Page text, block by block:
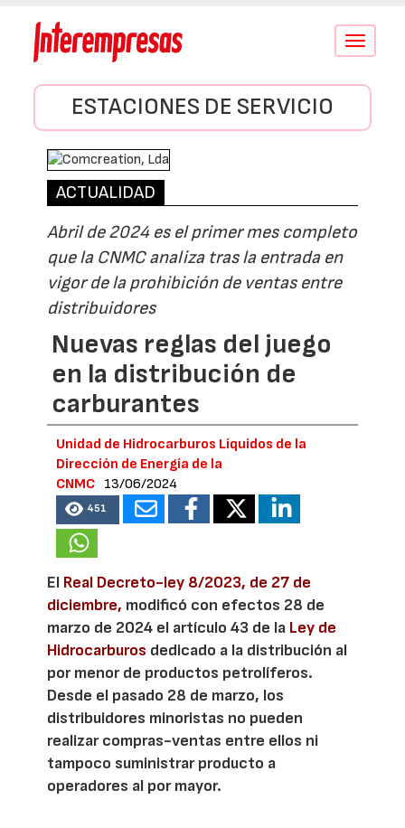
Conmutar
ESTACIONES DE SERVICIO
ACTUALIDAD
Abril de 2024 es el primer mes completo
que la CNMC analiza tras la entrada en
vigor de la prohibición de ventas entre
distribuidores
Nuevas reglas del juego
en la distribución de
carburantes
Unidad de Hidrocarburos Líquidos de la
Dirección de Energía de la
CNMC 13/06/2024
451
El Real Decreto-ley 8/2023, de 27 de
diciembre, modificó con efectos 28 de
marzo de 2024 el artículo 43 de la Ley de
Hidrocarburos dedicado a la distribución al
por menor de productos petrolíferos.
Desde el pasado 28 de marzo, los
distribuidores minoristas no pueden
realizar compras-ventas entre ellos ni
tampoco suministrar producto a
operadores al por mayor.